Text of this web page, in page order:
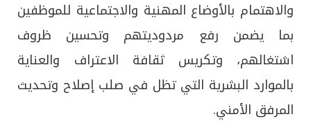
والاهتمام بالأوضاع المهنية والاجتماعية للموظفين
بما يضمن رفع مردوديتهم وتحسين ظروف
اشتغالهم، وتكريس ثقافة الاعتراف والعناية
بالموارد البشرية التي تظل في صلب إصلاح وتحديث
المرفق الأمني.